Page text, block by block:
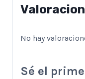
No hay
Sé el